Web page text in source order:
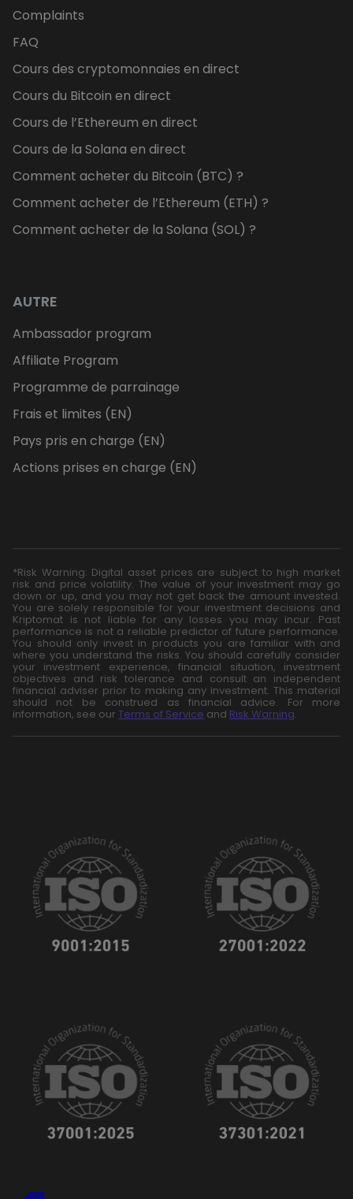
Complaints
FAQ
Cours des cryptomonnaies en direct
Cours du Bitcoin en direct
Cours de l’Ethereum en direct
Cours de la Solana en direct
Comment acheter du Bitcoin (BTC) ?
Comment acheter de l’Ethereum (ETH) ?
Comment acheter de la Solana (SOL) ?
AUTRE
Ambassador program
Affiliate Program
Programme de parrainage
Frais et limites (EN)
Pays pris en charge (EN)
Actions prises en charge (EN)
*Risk Warning: Digital asset prices are subject to high market
risk and price volatility. The value of your investment may go
down or up, and you may not get back the amount invested.
You are solely responsible for your investment decisions and
Kriptomat is not liable for any losses you may incur. Past
performance is not a reliable predictor of future performance.
You should only invest in products you are familiar with and
where you understand the risks. You should carefully consider
your investment experience, financial situation, investment
objectives and risk tolerance and consult an independent
financial adviser prior to making any investment. This material
should not be construed as financial advice. For more
information, see our Terms of Service and Risk Warning.